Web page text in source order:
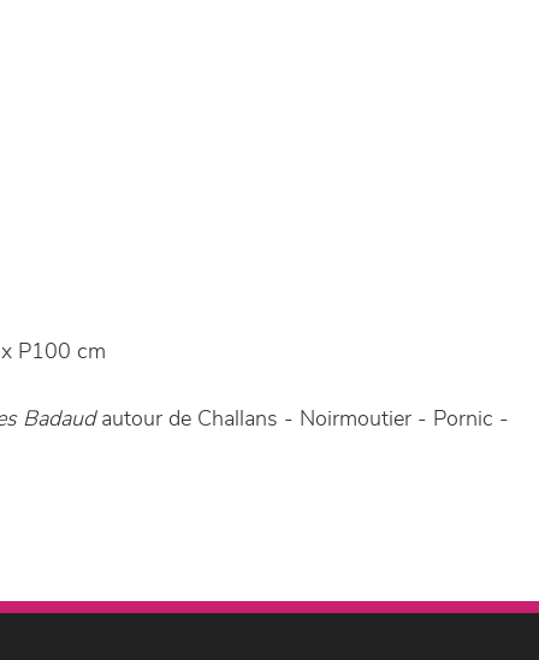
P100 cm
Badaudautour de Challans - Noirmoutier - Pornic -